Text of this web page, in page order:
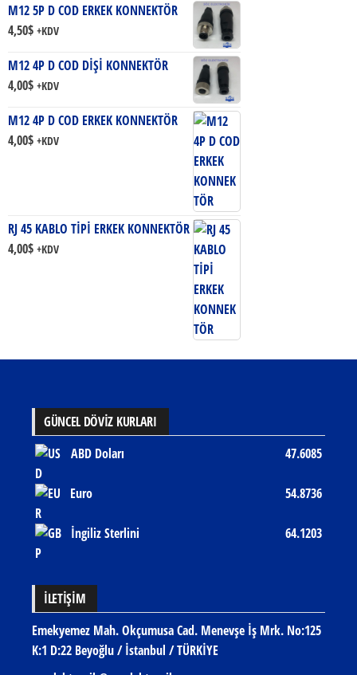
M12 5P D COD ERKEK KONNEKTÖR
4,50$ +KDV
M12 4P D COD DİŞİ KONNEKTÖR
4,00$ +KDV
M12 4P D COD ERKEK KONNEKTÖR
4,00$ +KDV
RJ 45 KABLO TİPİ ERKEK KONNEKTÖR
4,00$ +KDV
GÜNCEL DÖVİZ KURLARI
ABD Doları
47.6085
Euro 54.8736
İngiliz Sterlini 64.1203
İLETIŞIM
Emekyemez Mah. Okçumusa Cad. Menevşe İş Mrk. No:125
K:1 D:22 Beyoğlu / İstanbul / TÜRKİYE